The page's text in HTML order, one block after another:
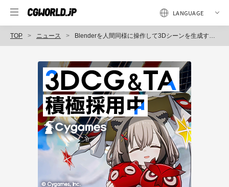
TOP ニュース Blenderを人間同様に操作して3Dシーンを生成するエージェント「Moonlake's 3D Agent」ベータ公開 AIがマウスとキーボードを操作し、モデリングからシーン構築、リギングまで実行